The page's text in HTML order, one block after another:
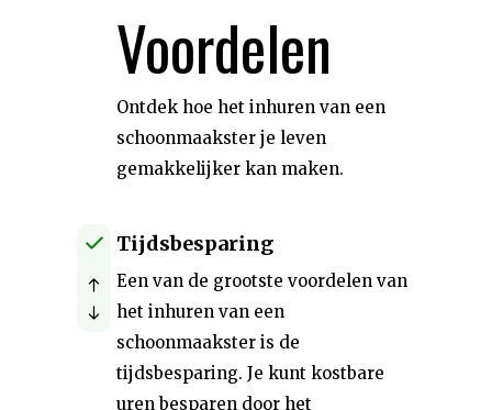
Voordelen
Ontdek hoe het inhuren van een
schoonmaakster je leven
gemakkelijker kan maken.
Tijdsbesparing
Een van de grootste voordelen van
het inhuren van een
schoonmaakster is de
tijdsbesparing. Je kunt kostbare
uren besparen door het